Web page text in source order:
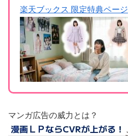
楽天ブックス 限定特典ページ
マンガ広告の威力とは？